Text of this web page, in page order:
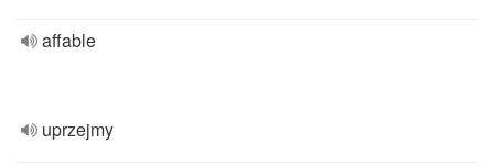
affable
uprzejmy